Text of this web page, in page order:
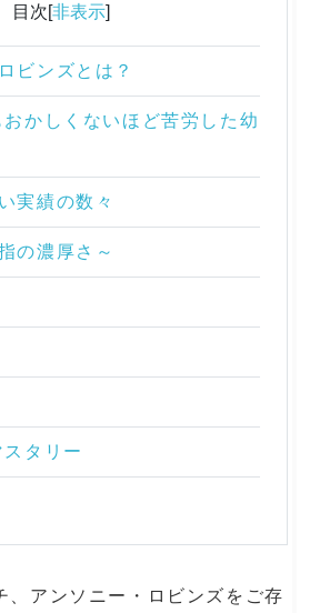
目次[非表示]
ビンズとは？
かしくないほど苦労した幼
実績の数々
の濃厚さ～
タリー
、アンソニー・ロビンズをご存